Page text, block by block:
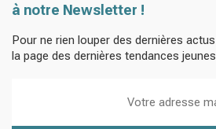
à notre Newsletter !
Pour ne rien louper des dernières
la page des dernières tendances